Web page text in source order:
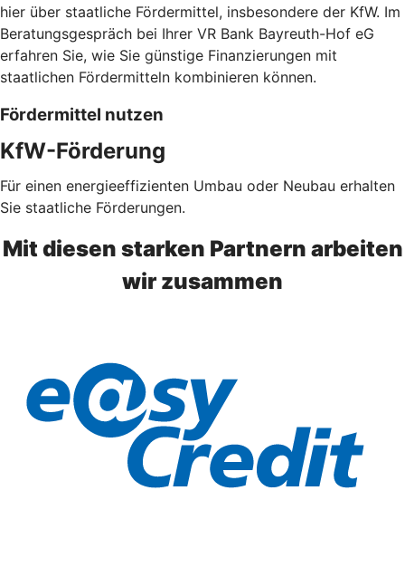
hier über staatliche Fördermittel, insbesondere der KfW. Im
Beratungsgespräch bei Ihrer VR Bank Bayreuth-Hof eG
erfahren Sie, wie Sie günstige Finanzierungen mit
staatlichen Fördermitteln kombinieren können.
Fördermittel nutzen
KfW-Förderung
Für einen energieeffizienten Umbau oder Neubau erhalten
Sie staatliche Förderungen.
Mit diesen starken Partnern arbeiten
wir zusammen